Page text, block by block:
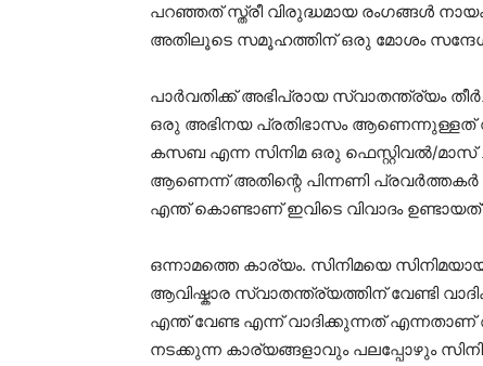
പറഞ്ഞത് സ്ത്രീ വിരുദ്ധമായ
അതിലൂടെ സമൂഹത്തിന് ഒരു മോശം
പാർവതിക്ക് അഭിപ്രായ സ്വാതന്ത്ര്യം
ഒരു അഭിനയ പ്രതിഭാസം ആണെന്നുള്ളത്
കസബ എന്ന സിനിമ ഒരു ഫെസ്റ്റിവൽ/മാസ്
ആണെന്ന് അതിന്റെ പിന്നണി പ്രവർത്തകർ
എന്ത് കൊണ്ടാണ് ഇവിടെ വിവാദം
ഒന്നാമത്തെ കാര്യം. സിനിമയെ
ആവിഷ്കാര സ്വാതന്ത്ര്യത്തിന് വേണ്ടി
എന്ത് വേണ്ട എന്ന് വാദിക്കുന്നത്
നടക്കുന്ന കാര്യങ്ങളാവും പലപ്പോഴും